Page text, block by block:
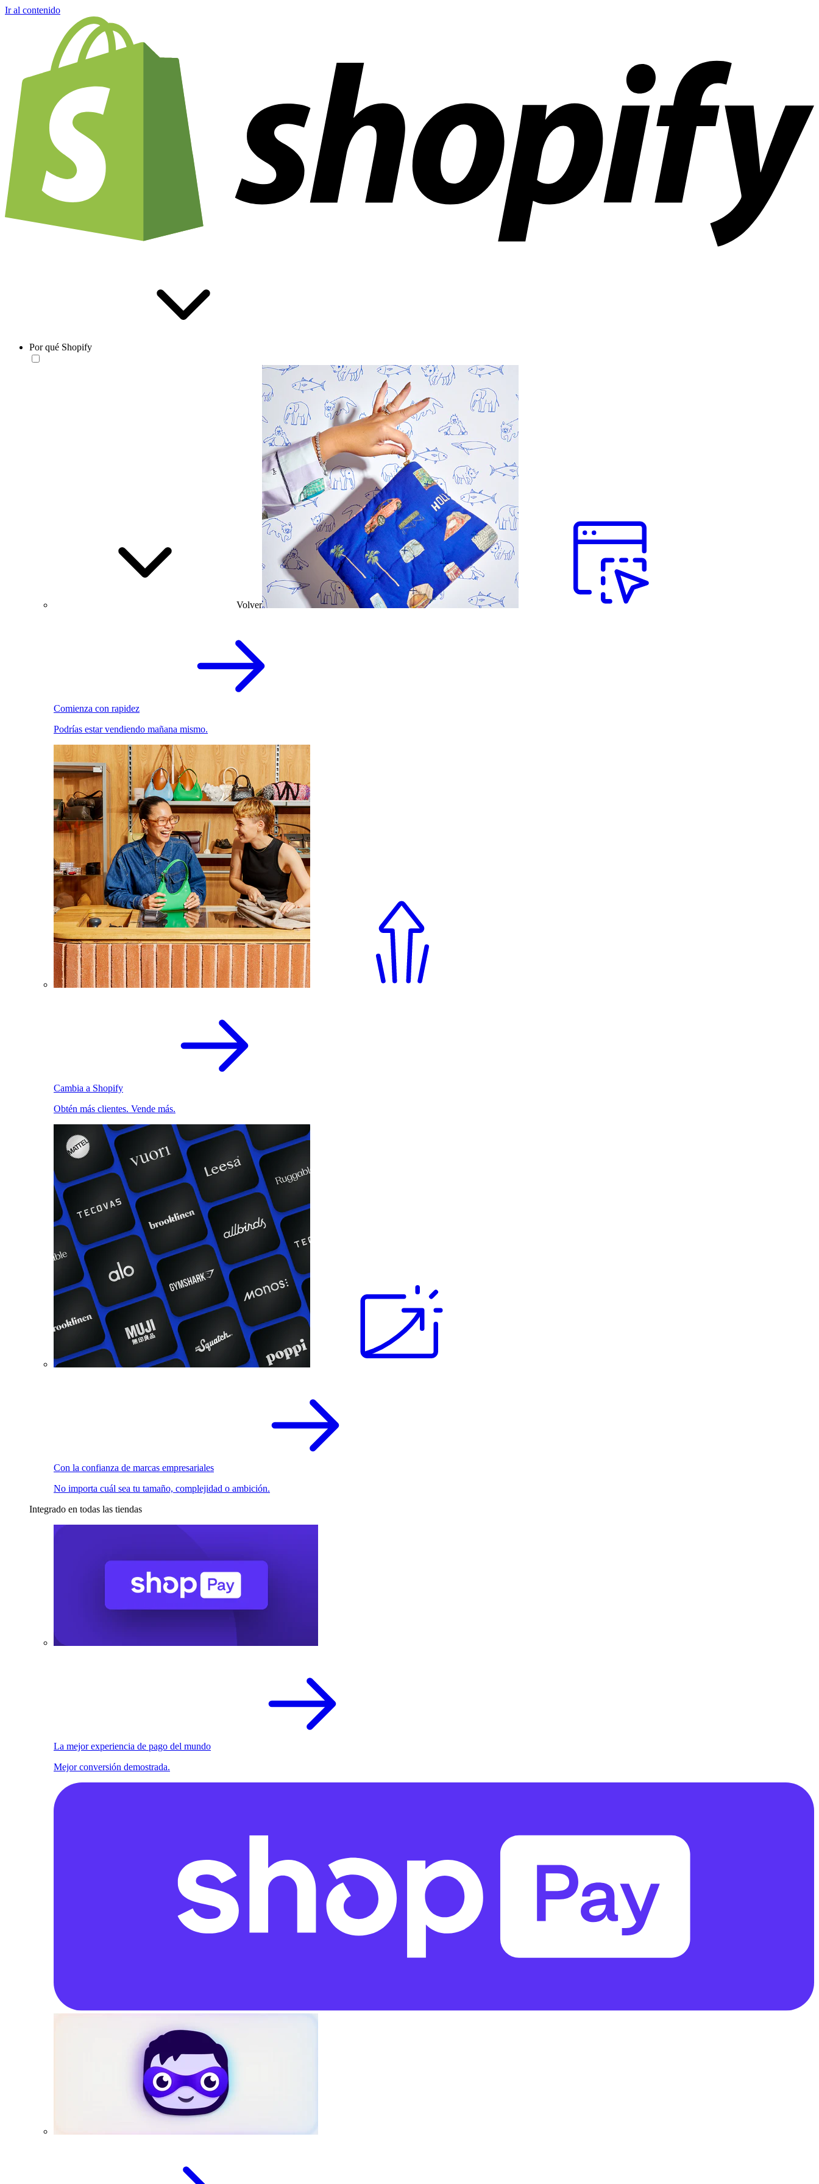
Ir al contenido
Por qué Shopify
Volver
Comienza con rapidez
Podrías estar vendiendo mañana mismo.
Cambia a Shopify
Obtén más clientes. Vende más.
Con la confianza de marcas empresariales
No importa cuál sea tu tamaño, complejidad o ambición.
Integrado en todas las tiendas
La mejor experiencia de pago del mundo
Mejor conversión demostrada.